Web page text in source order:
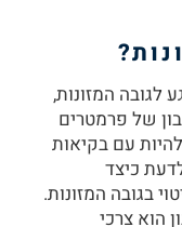
לגובה המזונות,
של פרמטרים
עם בקיאות
כיצד
בגובה המזונות.
הוא צרכי